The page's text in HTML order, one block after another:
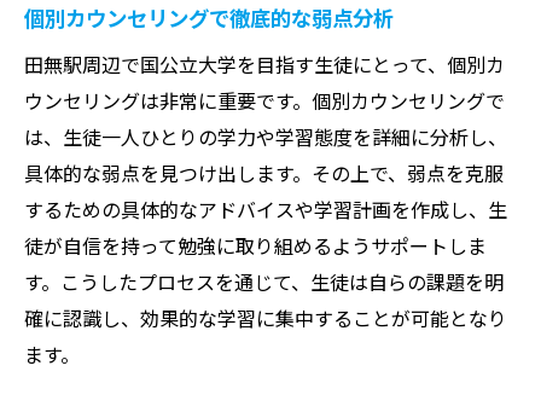
個別カウンセリングで徹底的な弱点分析
田無駅周辺で国公立大学を目指す生徒にとって、個別カ
ウンセリングは非常に重要です。個別カウンセリングで
は、生徒一人ひとりの学力や学習態度を詳細に分析し、
具体的な弱点を見つけ出します。その上で、弱点を克服
するための具体的なアドバイスや学習計画を作成し、生
徒が自信を持って勉強に取り組めるようサポートしま
す。こうしたプロセスを通じて、生徒は自らの課題を明
確に認識し、効果的な学習に集中することが可能となり
ます。